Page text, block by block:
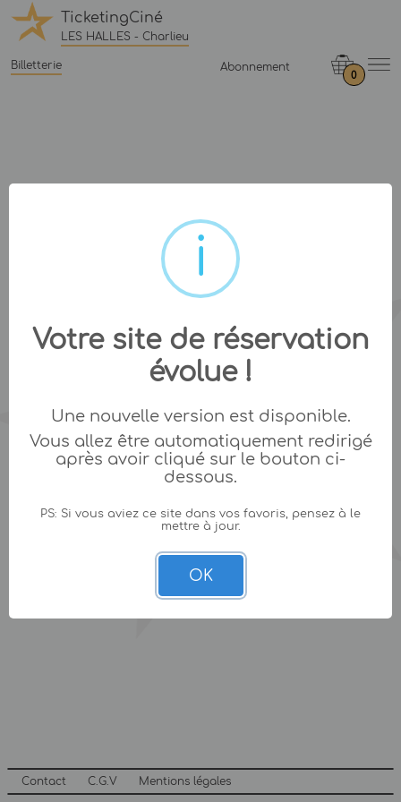
TicketingCiné
LES HALLES - Charlieu
Billetterie Abonnement
0
Contact C.G.V Mentions légales
Votre site de réservation
évolue !
Une nouvelle version est disponible.
Vous allez être automatiquement redirigé
après avoir cliqué sur le bouton ci-
dessous.
PS: Si vous aviez ce site dans vos favoris, pensez à le
mettre à jour.
OK